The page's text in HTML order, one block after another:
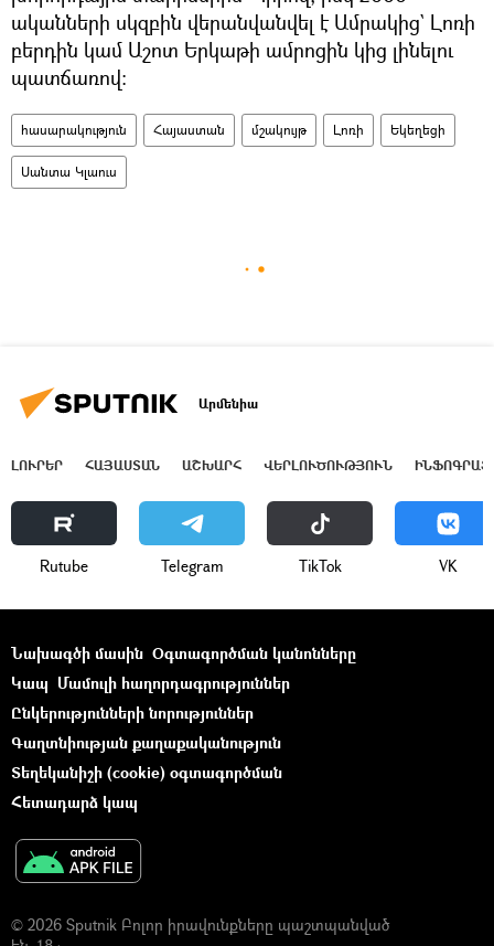
ականների սկզբին վերանվանվել է Ամրակից` Լոռի
բերդին կամ Աշոտ Երկաթի ամրոցին կից լինելու
պատճառով։
հասարակություն Հայաստան մշակույթ Լոռի Եկեղեցի
Սանտա Կլաուս
Արմենիա
ԼՈՒՐԵՐ ՀԱՅԱՍՏԱՆ ԱՇԽԱՐՀ ՎԵՐԼՈՒԾՈՒԹՅՈՒՆ
Rutube Telegram ТikТоk VK
Նախագծի մասին Օգտագործման կանոնները
Կապ Մամուլի հաղորդագրություններ
Ընկերությունների նորություններ
Գաղտնիության քաղաքականություն
Տեղեկանիշի (cookie) օգտագործման
Հետադարձ կապ
© 2026 Sputnik Բոլոր իրավունքները պաշտպանված